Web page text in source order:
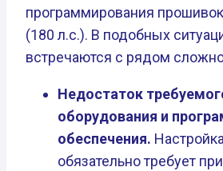
программирования
(180 л.с.). В подобных
встречаются с рядом
Недостаток
оборудования и
обеспечения.
обязательно требует